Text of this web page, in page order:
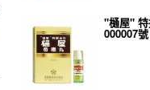
"樋屋" 特
000007號